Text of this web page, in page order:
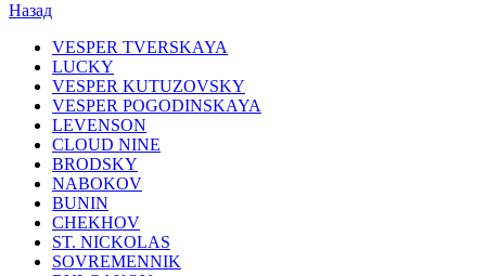
Назад
VESPER TVERSKAYA
LUCKY
VESPER KUTUZOVSKY
VESPER POGODINSKAYA
LEVENSON
CLOUD NINE
BRODSKY
NABOKOV
BUNIN
CHEKHOV
ST. NICKOLAS
SOVREMENNIK